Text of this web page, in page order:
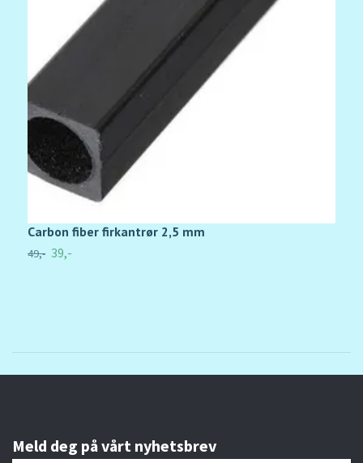
Carbon fiber firkantrør 2,5 mm
49,- 39,-
Meld deg på vårt nyhetsbrev